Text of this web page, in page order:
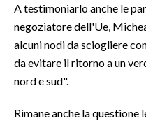
#CARAUNIONE
3 MINUTI CON
INSULARITÀ
INFO AZIENDE
A testimoniarlo anche le
negoziatore dell'Ue,
alcuni nodi da sciogliere
da evitare il ritorno a un
nord e sud".
Rimane anche la questione